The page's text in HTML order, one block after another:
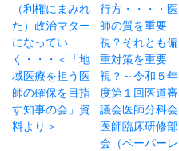
（利権にまみれ
た）政治マター
になってい
く・・・＜「地
域医療を担う医
師の確保を目指
す知事の会」資
料より＞
行方・・・・医
師の質を重要
視？それとも偏
重対策を重要
視？～令和５年
度第１回医道審
議会医師分科会
医師臨床研修部
会（ペーパーレ